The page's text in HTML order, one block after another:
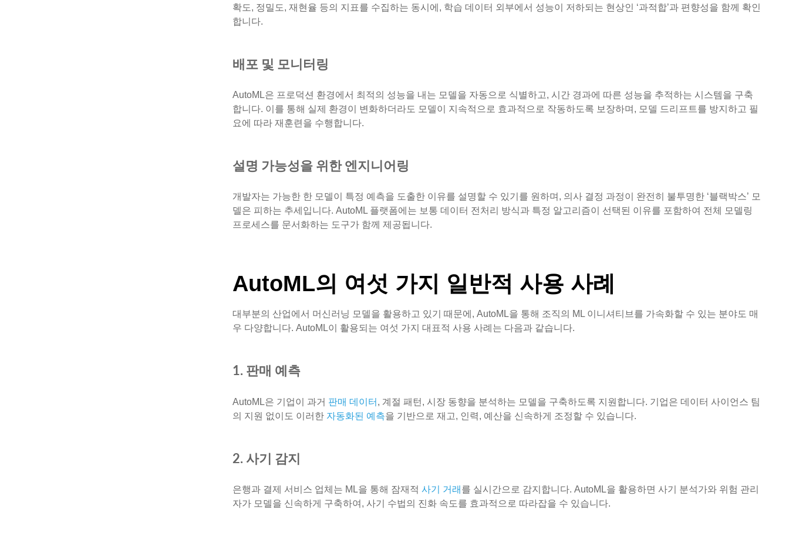
확도, 정밀도, 재현율 등의 지표를 수집하는 동시에, 학습 데이터 외부에서 성능이 저하되는 현상인 ‘과적합’과 편향성을 함께 확인
합니다.
배포 및 모니터링
AutoML은 프로덕션 환경에서 최적의 성능을 내는 모델을 자동으로 식별하고, 시간 경과에 따른 성능을 추적하는 시스템을 구축
합니다. 이를 통해 실제 환경이 변화하더라도 모델이 지속적으로 효과적으로 작동하도록 보장하며, 모델 드리프트를 방지하고 필
요에 따라 재훈련을 수행합니다.
설명 가능성을 위한 엔지니어링
개발자는 가능한 한 모델이 특정 예측을 도출한 이유를 설명할 수 있기를 원하며, 의사 결정 과정이 완전히 불투명한 ‘블랙박스’ 모
델은 피하는 추세입니다. AutoML 플랫폼에는 보통 데이터 전처리 방식과 특정 알고리즘이 선택된 이유를 포함하여 전체 모델링
프로세스를 문서화하는 도구가 함께 제공됩니다.
AutoML의 여섯 가지 일반적 사용 사례
대부분의 산업에서 머신러닝 모델을 활용하고 있기 때문에, AutoML을 통해 조직의 ML 이니셔티브를 가속화할 수 있는 분야도 매
우 다양합니다. AutoML이 활용되는 여섯 가지 대표적 사용 사례는 다음과 같습니다.
1. 판매 예측
AutoML은 기업이 과거 판매 데이터 , 계절 패턴, 시장 동향을 분석하는 모델을 구축하도록 지원합니다. 기업은 데이터 사이언스 팀
의 지원 없이도 이러한 자동화된 예측을 기반으로 재고, 인력, 예산을 신속하게 조정할 수 있습니다.
2. 사기 감지
은행과 결제 서비스 업체는 ML을 통해 잠재적 사기 거래 를 실시간으로 감지합니다. AutoML을 활용하면 사기 분석가와 위험 관리
자가 모델을 신속하게 구축하여, 사기 수법의 진화 속도를 효과적으로 따라잡을 수 있습니다.